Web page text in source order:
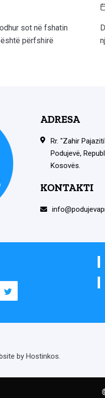
sot në fshatin
përfshirë
ADRESA
Rr. "Zahir
Podujevë,
Kosovës.
KONTAKTI
by Hostinkos.